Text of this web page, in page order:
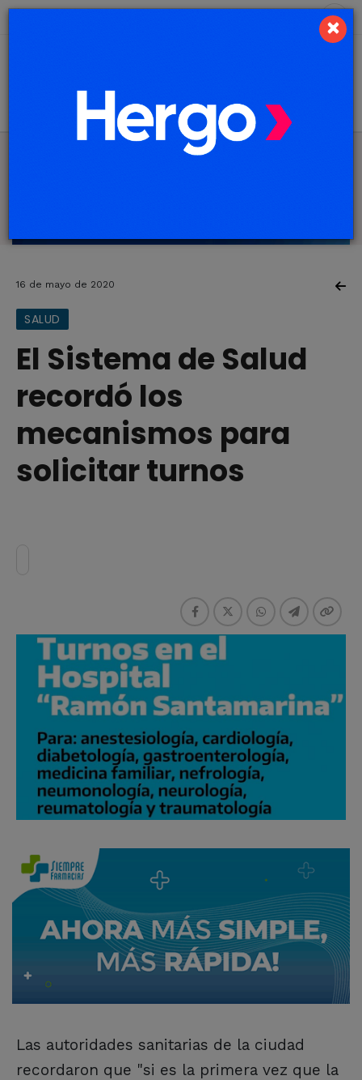
16 de mayo de 2020
SALUD
El Sistema de Salud
recordó los
mecanismos para
solicitar turnos
Las autoridades sanitarias de la ciudad
recordaron que "si es la primera vez que la
×